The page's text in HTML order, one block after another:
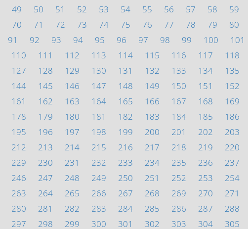
49 50 51 52 53 54 55 56 57 58 59
70 71 72 73 74 75 76 77 78 79 80
91 92 93 94 95 96 97 98 99 100 101
110 111 112 113 114 115 116 117 118
127 128 129 130 131 132 133 134 135
144 145 146 147 148 149 150 151 152
161 162 163 164 165 166 167 168 169
178 179 180 181 182 183 184 185 186
195 196 197 198 199 200 201 202 203
212 213 214 215 216 217 218 219 220
229 230 231 232 233 234 235 236 237
246 247 248 249 250 251 252 253 254
263 264 265 266 267 268 269 270 271
280 281 282 283 284 285 286 287 288
297 298 299 300 301 302 303 304 305